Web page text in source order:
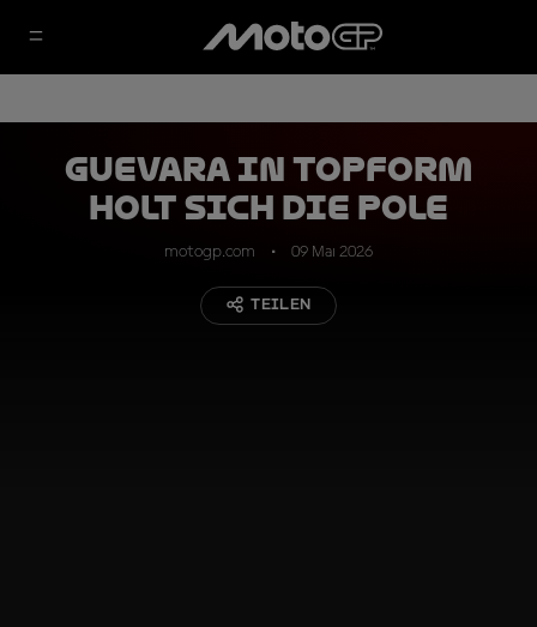
Guevara in Topform
holt sich die Pole
motogp.com 09 Mai 2026
TEILEN